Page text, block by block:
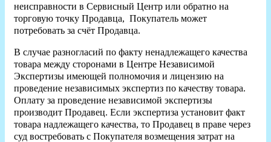
неисправности в Сервисный Центр или обратно на
торговую точку Продавца, Покупатель может
потребовать за счёт Продавца.
В случае разногласий по факту ненадлежащего качества
товара между сторонами в Центре Независимой
Экспертизы имеющей полномочия и лицензию на
проведение независимых экспертиз по качеству товара.
Оплату за проведение независимой экспертизы
производит Продавец. Если экспертиза установит факт
товара надлежащего качества, то Продавец в праве через
суд востребовать с Покупателя возмещения затрат на